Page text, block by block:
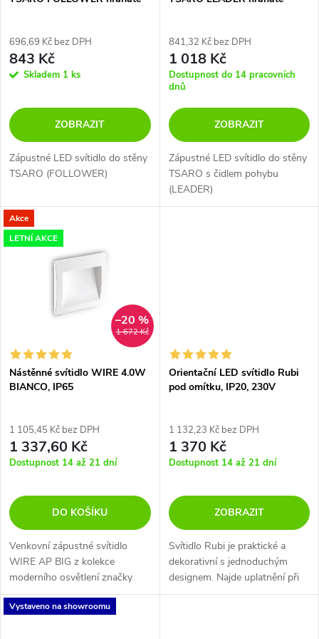
r
o
d
u
k
t
ů
p
r
o
d
u
t
696,69 Kč bez DPH
843 Kč
Skladem 1 ks
ZOBRAZIT
Zápustné LED svítidlo do stěny
TSARO (FOLLOWER)
841,32 Kč bez DPH
1 018 Kč
Dostupnost do 14 pracovních
dnů
ZOBRAZIT
Zápustné LED svítidlo do stěny
TSARO s čidlem pohybu
(LEADER)
Akce
LETNÍ AKCE
1 672 Kč
–20 %
Nástěnné svítidlo WIRE 4.0W
BIANCO, IP65
1 105,45 Kč bez DPH
1 337,60 Kč
Dostupnost 14 až 21 dní
DO KOŠÍKU
Venkovní zápustné svítidlo
WIRE AP BIG z kolekce
moderního osvětlení značky
Ideal Lux je určeno pro
zapuštěnou montáž do zdi.
Orientační LED svítidlo Rubi
pod omítku, IP20, 230V
1 132,23 Kč bez DPH
1 370 Kč
Dostupnost 14 až 21 dní
ZOBRAZIT
Svítidlo Rubi je praktické a
dekorativní s jednoduchým
designem. Najde uplatnění při
nasvícení schodišť, chodeb,
Vystaveno na showroomu